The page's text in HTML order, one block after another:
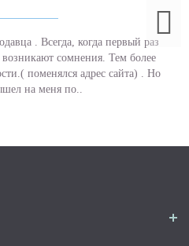
. Всегда, когда первый раз
сомнения. Тем более
поменялся адрес сайта) . Но
на меня по..